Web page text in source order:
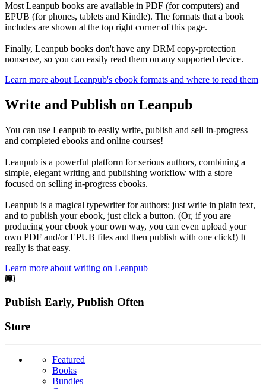
Most Leanpub books are available in PDF (for computers) and
EPUB (for phones, tablets and Kindle). The formats that a book
includes are shown at the top right corner of this page.
Finally, Leanpub books don't have any DRM copy-protection
nonsense, so you can easily read them on any supported device.
Learn more about Leanpub's ebook formats and where to read them
Write and Publish on Leanpub
You can use Leanpub to easily write, publish and sell in-progress
and completed ebooks and online courses!
Leanpub is a powerful platform for serious authors, combining a
simple, elegant writing and publishing workflow with a store
focused on selling in-progress ebooks.
Leanpub is a magical typewriter for authors: just write in plain text,
and to publish your ebook, just click a button. (Or, if you are
producing your ebook your own way, you can even upload your
own PDF and/or EPUB files and then publish with one click!) It
really is that easy.
Learn more about writing on Leanpub
Footer
Publish Early, Publish Often
Links
Store
Featured
Books
Bundles